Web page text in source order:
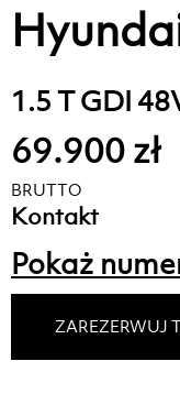
1.5 T GDI
69.900 zł
BRUTTO
Kontakt
Pokaż
ZAREZERWUJ